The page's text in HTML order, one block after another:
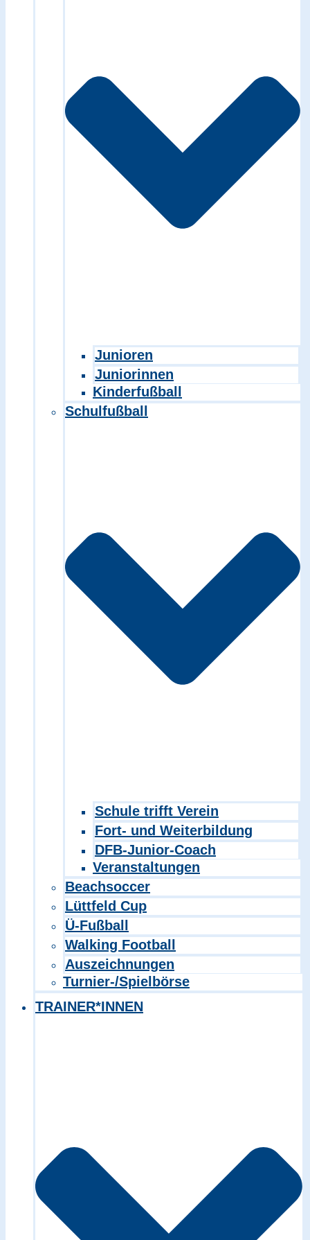
Junioren
Juniorinnen
Kinderfußball
Schulfußball
Schule trifft Verein
Fort- und Weiterbildung
DFB-Junior-Coach
Veranstaltungen
Beachsoccer
Lüttfeld Cup
Ü-Fußball
Walking Football
Auszeichnungen
Turnier-/Spielbörse
TRAINER*INNEN